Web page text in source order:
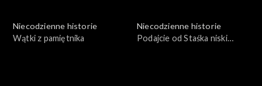
Niecodzienne historie
Wątki z pamiętnika
Niecodzienne historie
Podajcie od Staśka niski